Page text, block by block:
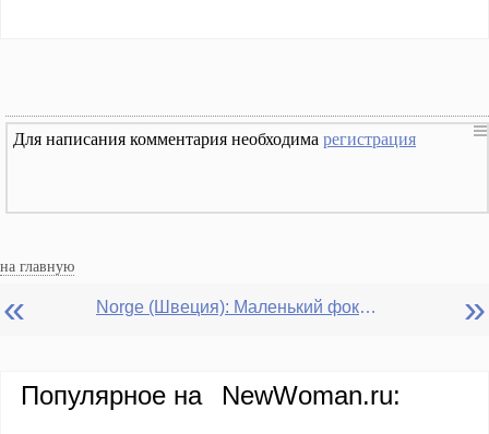
Для написания комментария необходима регистрация
на главную
« Norge (Швеция): Маленький фокус на Рождественском или Новогоднем столе »
Популярное на NewWoman.ru: